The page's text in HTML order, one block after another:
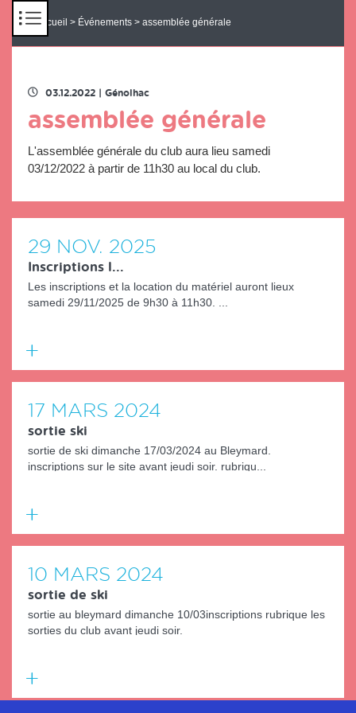
Accueil > Événements > assemblée générale
03.12.2022 Génolhac
assemblée générale
L'assemblée générale du club aura lieu samedi
03/12/2022 à partir de 11h30 au local du club.
29 NOV. 2025
Inscriptions l...
Les inscriptions et la location du matériel auront lieux
samedi 29/11/2025 de 9h30 à 11h30. ...
En
savoir
plus
17 MARS 2024
sortie ski
sortie de ski dimanche 17/03/2024 au Bleymard.
inscriptions sur le site avant jeudi soir. rubriqu...
En
savoir
plus
10 MARS 2024
sortie de ski
sortie au bleymard dimanche 10/03inscriptions rubrique les
sorties du club avant jeudi soir.
En